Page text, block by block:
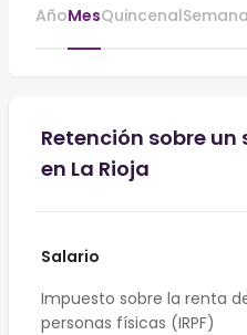
AñoMesQuincenalSemana
Retención sobre un
en La Rioja
Salario
Impuesto sobre la renta
personas físicas (IRPF)